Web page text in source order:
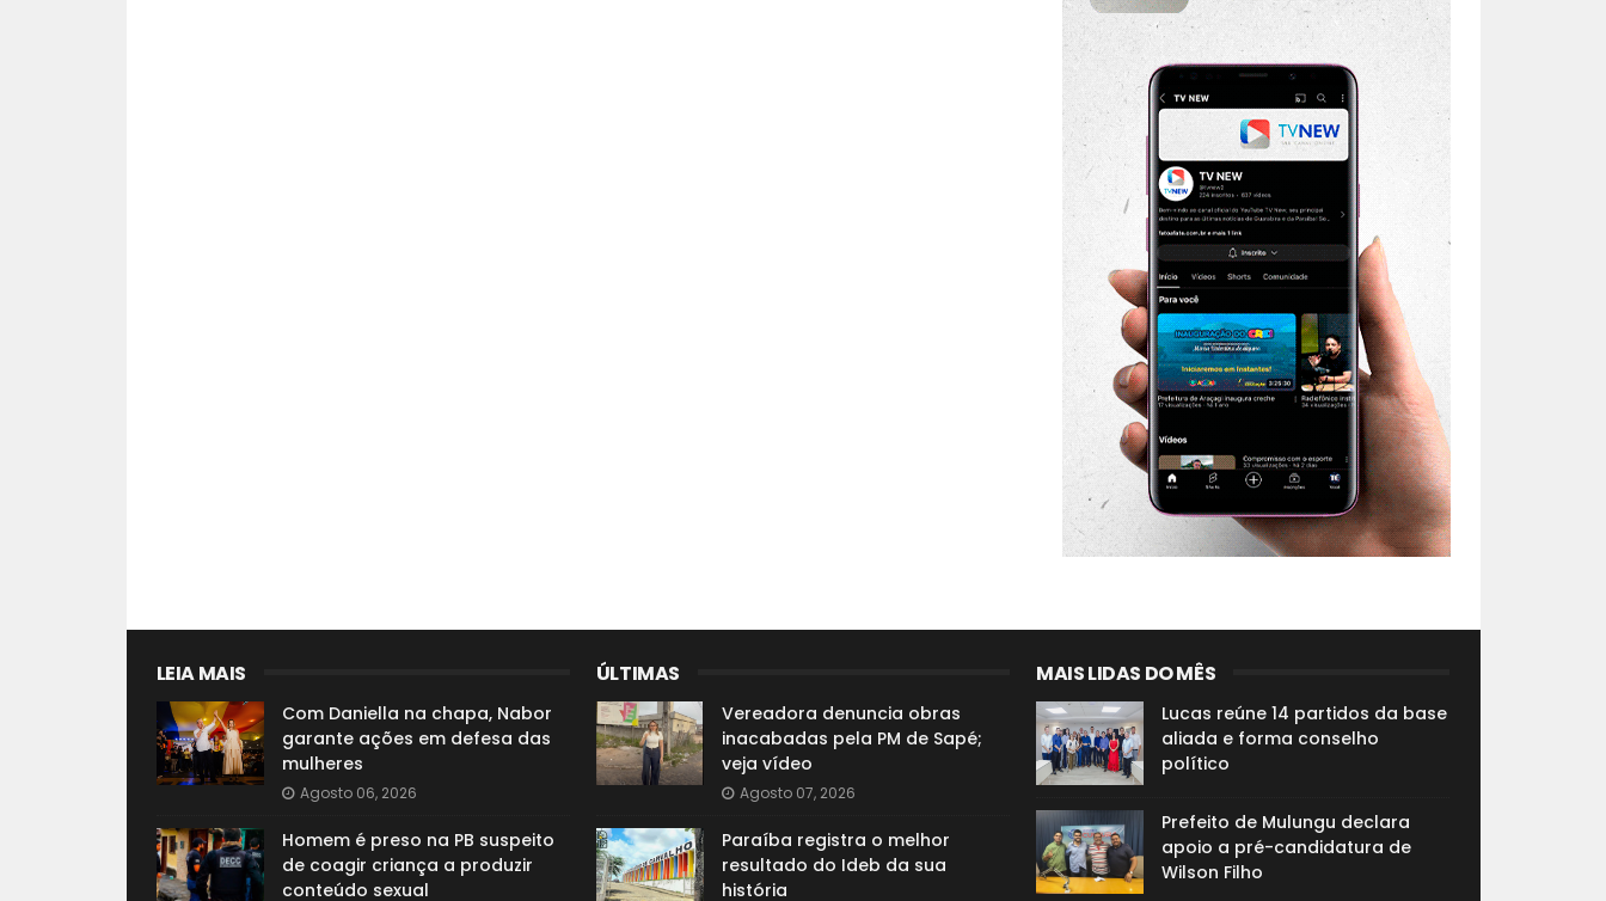
LEIA MAIS
Com Daniella na chapa, Nabor
garante ações em defesa das
mulheres
Agosto 06, 2026
Homem é preso na PB suspeito
de coagir criança a produzir
conteúdo sexual
ÚLTIMAS
Vereadora denuncia obras
inacabadas pela PM de Sapé;
veja vídeo
Agosto 07, 2026
Paraíba registra o melhor
resultado do Ideb da sua
história
MAIS LIDAS DO MÊS
Lucas reúne 14 partidos da base
aliada e forma conselho
político
Prefeito de Mulungu declara
apoio a pré-candidatura de
Wilson Filho